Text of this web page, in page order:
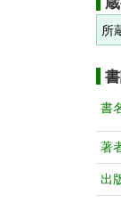
所
書
著
出